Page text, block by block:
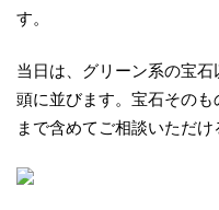
す。
当日は、グリーン系の宝
頭に並びます。宝石その
まで含めてご相談いただけ